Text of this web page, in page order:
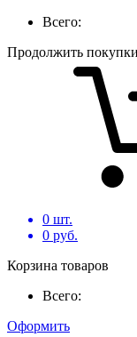
Всего:
Продолжить покупки
0 шт.
0 руб.
Корзина товаров
Всего:
Оформить